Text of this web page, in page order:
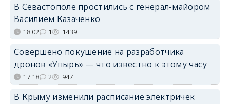
В Севастополе простились с генерал-майором
Василием Казаченко
18:02 1 1439
Совершено покушение на разработчика
дронов «Упырь» — что известно к этому часу
17:18 2 947
В Крыму изменили расписание электричек